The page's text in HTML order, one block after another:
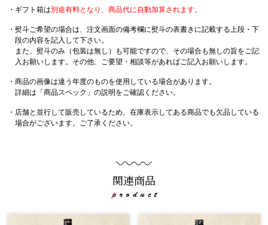
・ギフト箱は別途有料となり、商品代に自動加算されます。
・熨斗ご希望の場合は、注文画面の備考欄に熨斗の表書きに記載する上段・下
段の内容を記入して下さい。
また、熨斗のみ（包装は無し）も可能ですので、その場合も無しの旨をご記
入お願いします。その他、ご要望・相談等があればご記入お願いします。
・商品の画像は違う年度のものを使用している場合があります。
詳細は「商品スペック」の説明をご確認ください。
・店舗と並行して販売しているため、在庫表示してある商品でも欠品している
場合がございます。ご了承ください。
関連商品